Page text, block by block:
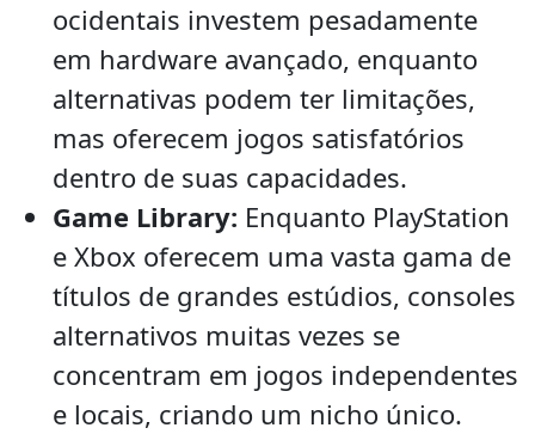
ocidentais investem pesadamente
em hardware avançado, enquanto
alternativas podem ter limitações,
mas oferecem jogos satisfatórios
dentro de suas capacidades.
Game Library: Enquanto PlayStation
e Xbox oferecem uma vasta gama de
títulos de grandes estúdios, consoles
alternativos muitas vezes se
concentram em jogos independentes
e locais, criando um nicho único.